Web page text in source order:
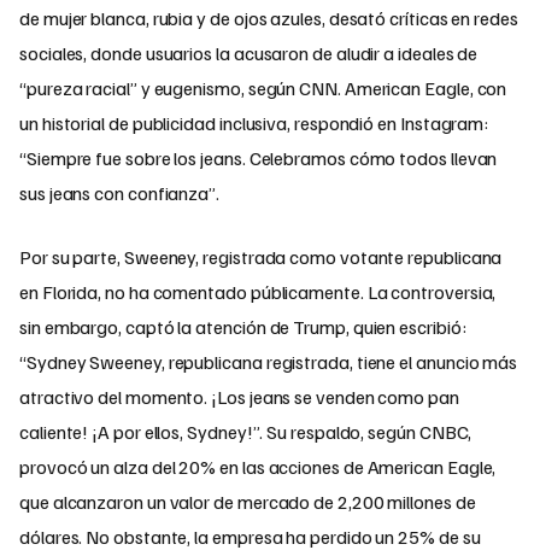
de mujer blanca, rubia y de ojos azules, desató críticas en redes
sociales, donde usuarios la acusaron de aludir a ideales de
“pureza racial” y eugenismo, según CNN. American Eagle, con
un historial de publicidad inclusiva, respondió en Instagram:
“Siempre fue sobre los jeans. Celebramos cómo todos llevan
sus jeans con confianza”.
Por su parte, Sweeney, registrada como votante republicana
en Florida, no ha comentado públicamente. La controversia,
sin embargo, captó la atención de Trump, quien escribió:
“Sydney Sweeney, republicana registrada, tiene el anuncio más
atractivo del momento. ¡Los jeans se venden como pan
caliente! ¡A por ellos, Sydney!”. Su respaldo, según CNBC,
provocó un alza del 20% en las acciones de American Eagle,
que alcanzaron un valor de mercado de 2,200 millones de
dólares. No obstante, la empresa ha perdido un 25% de su